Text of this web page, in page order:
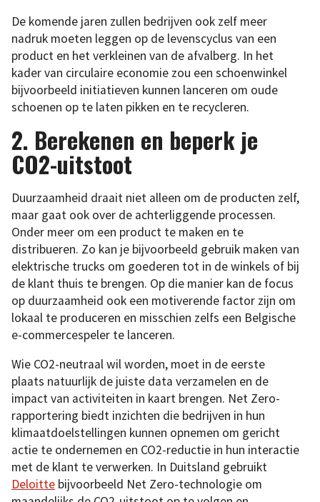
De komende jaren zullen bedrijven ook zelf meer
nadruk moeten leggen op de levenscyclus van een
product en het verkleinen van de afvalberg. In het
kader van circulaire economie zou een schoenwinkel
bijvoorbeeld initiatieven kunnen lanceren om oude
schoenen op te laten pikken en te recycleren.
2. Berekenen en beperk je
CO2-uitstoot
Duurzaamheid draait niet alleen om de producten zelf,
maar gaat ook over de achterliggende processen.
Onder meer om een product te maken en te
distribueren. Zo kan je bijvoorbeeld gebruik maken van
elektrische trucks om goederen tot in de winkels of bij
de klant thuis te brengen. Op die manier kan de focus
op duurzaamheid ook een motiverende factor zijn om
lokaal te produceren en misschien zelfs een Belgische
e-commercespeler te lanceren.
Wie CO2-neutraal wil worden, moet in de eerste
plaats natuurlijk de juiste data verzamelen en de
impact van activiteiten in kaart brengen. Net Zero-
rapportering biedt inzichten die bedrijven in hun
klimaatdoelstellingen kunnen opnemen om gericht
actie te ondernemen en CO2-reductie in hun interactie
met de klant te verwerken. In Duitsland gebruikt
Deloitte bijvoorbeeld Net Zero-technologie om